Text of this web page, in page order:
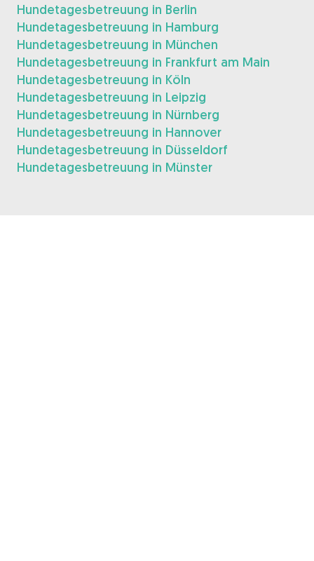
Hundetagesbetreuung in Berlin
Hundetagesbetreuung in Hamburg
Hundetagesbetreuung in München
Hundetagesbetreuung in Frankfurt am Main
Hundetagesbetreuung in Köln
Hundetagesbetreuung in Leipzig
Hundetagesbetreuung in Nürnberg
Hundetagesbetreuung in Hannover
Hundetagesbetreuung in Düsseldorf
Hundetagesbetreuung in Münster